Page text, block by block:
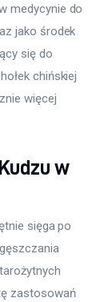
medycynie do
jako środek
się do
chińskiej
więcej
w
sięga po
zastosowań